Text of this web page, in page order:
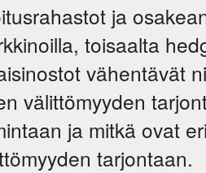
ja
toisaalta
vähentävät
välittömyyden
ja mitkä ovat
tarjontaan.